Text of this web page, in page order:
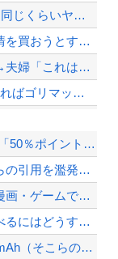
【警告】 医師「米国では”ヘロインと同じくらいヤバい薬”が日本では平気で処方され...
中国「日本は原爆被害者の立場で同情を買おうとするのを止めろ」
「居眠り運転かな？」→何度も追突→夫婦「これは事故じゃない」と気付く…
【悲報】筋トレ初心者ワイ「5年もやればゴリマッチョやろなぁ…」
【ホロライブ】社員にビブー好きがいるに違いない（確信
度会隆輝(立浪セレクション).276 6本33点OPS.724 0失策←こいつが...
ジャンポケ斎藤と代理人のやりとり、「地獄すぎて完全にコントになってる……」と衝撃...
【配信者】「金バエ」のSNS更新が1週間途絶え、様々な憶測が飛び交う。1週間ぶり...
【緊急速報】NYで警官が黒人男性の首を絞め、暴動第二波不可避へ
『ろくでなしBLUES』全25巻すべて「50％ポイント還元」セール！8,930円...
漫画「ワンピース」、現実の神話からの引用を濫発し無事教養が必要なコンテンツに
【トラウマ】映画・特撮・アニメ・漫画・ゲームで「主人公がガチで敗北した回」と聞い...
子連れが外食でちょっといいもの食べるにはどうすればいい？
【すげぇｗ】中華スマホ、遂に9070mAh（そこらの最新スマホの約2倍）のバッテ...